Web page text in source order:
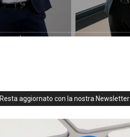
Resta aggiornato con la nostra Newsletter